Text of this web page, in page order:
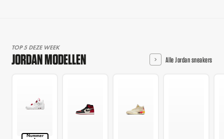
TOP 5 DEZE WEEK
JORDAN MODELLEN Alle Jordan sneakers
Nummer